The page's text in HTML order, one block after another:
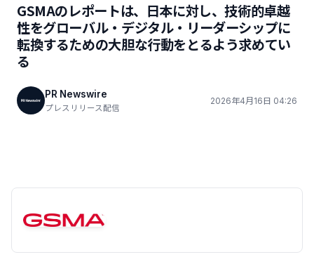
GSMAのレポートは、日本に対し、技術的卓越
性をグローバル・デジタル・リーダーシップに
転換するための大胆な行動をとるよう求めてい
る
PR Newswire
プレスリリース配信
2026年4月16日 04:26